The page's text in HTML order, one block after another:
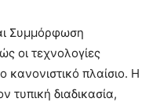
Συμμόρφωση
οι τεχνολογίες
κανονιστικό πλαίσιο. Η
τυπική διαδικασία,